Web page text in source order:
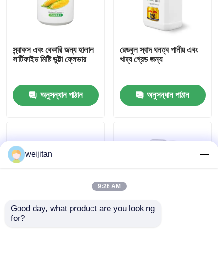
আমাদের সম্পর্কে
কারখানা ভ্রমণ
যোগাযোগ করুন
স্বাদযুক্ত স্বাদ
স্ন্যাকস এবং বেকারি জন্য হালাল
সার্টিফাইড মিষ্টি ভুট্টা ফ্লেভার
অনুসন্ধান পাঠান
রেডবুল স্বাদ ঘনত্ব পানীয় এবং
খাদ্য গ্রেড জন্য
অনুসন্ধান পাঠান
খাবার গ্রেডের মিষ্টি ভুট্টার
weijitan
9:26 AM
Good day, what product are you looking
for?